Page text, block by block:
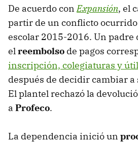
De acuerdo conExpansión, el
partir de un conflicto
escolar 2015-2016. Un
elreembolso de pagos
inscripción, colegiaturas y
después de decidir cambiar a
El plantel rechazó la
a Profeco.
La dependencia inició un